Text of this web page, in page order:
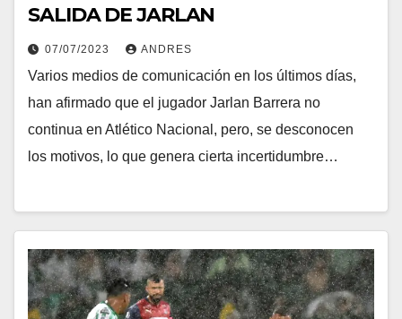
SALIDA DE JARLAN
07/07/2023 ANDRES
Varios medios de comunicación en los últimos días,
han afirmado que el jugador Jarlan Barrera no
continua en Atlético Nacional, pero, se desconocen
los motivos, lo que genera cierta incertidumbre…